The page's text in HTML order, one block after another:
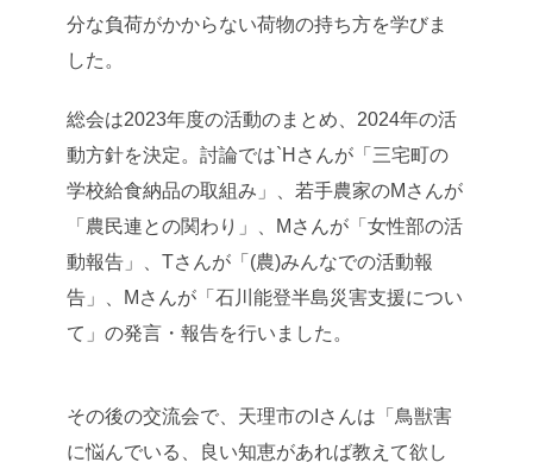
分な負荷がかからない荷物の持ち方を学びま
した。
総会は2023年度の活動のまとめ、2024年の活
動方針を決定。討論では`Hさんが「三宅町の
学校給食納品の取組み」、若手農家のMさんが
「農民連との関わり」、Mさんが「女性部の活
動報告」、Tさんが「(農)みんなでの活動報
告」、Mさんが「石川能登半島災害支援につい
て」の発言・報告を行いました。
その後の交流会で、天理市のIさんは「鳥獣害
に悩んでいる、良い知恵があれば教えて欲し